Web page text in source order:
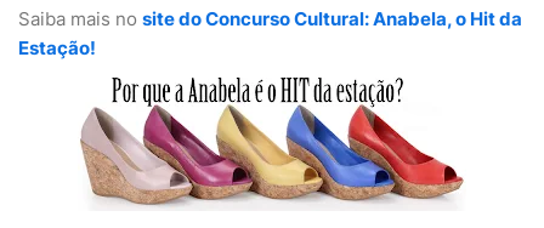
Saiba mais no site do Concurso Cultural: Anabela, o Hit da
Estação!